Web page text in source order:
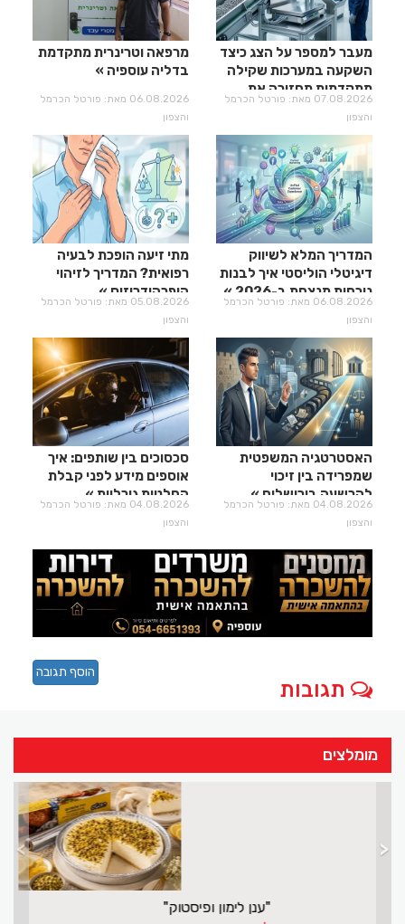
מעבר למספר על הצג כיצד
השקעה במערכות שקילה
מתקדמות מחזירה את
עצמה?
07.08.2026 מאת: פורטל הכרמל
והצפון
מרפאה וטרינרית מתקדמת
בדליה עוספיה
06.08.2026 מאת: פורטל הכרמל
והצפון
המדריך המלא לשיווק
דיגיטלי הוליסטי איך לבנות
נוכחות מנצחת ב-2026
06.08.2026 מאת: פורטל הכרמל
והצפון
מתי זיעה הופכת לבעיה
רפואית? המדריך לזיהוי
היפרהידרוזיס
05.08.2026 מאת: פורטל הכרמל
והצפון
האסטרטגיה המשפטית
שמפרידה בין זיכוי
להרשעה בירושלים
04.08.2026 מאת: פורטל הכרמל
והצפון
סכסוכים בין שותפים: איך
אוספים מידע לפני קבלת
החלטות גורליות
04.08.2026 מאת: פורטל הכרמל
והצפון
תגובות
הוסף תגובה
מומלצים
צליחת ספידו בכנרת ה-71 יוצאת לדרך
> <